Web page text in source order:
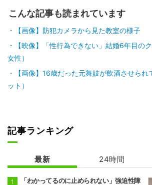
こんな記事も読まれています
【画像】防犯カメラから見た教室の様子
【映像】「性行為できない」結婚6年目の
女性）
【画像】16歳だった元舞妓が飲酒させられ
ット）
記事ランキング
最新 24時間
「わかってるのに止められない」強迫性障